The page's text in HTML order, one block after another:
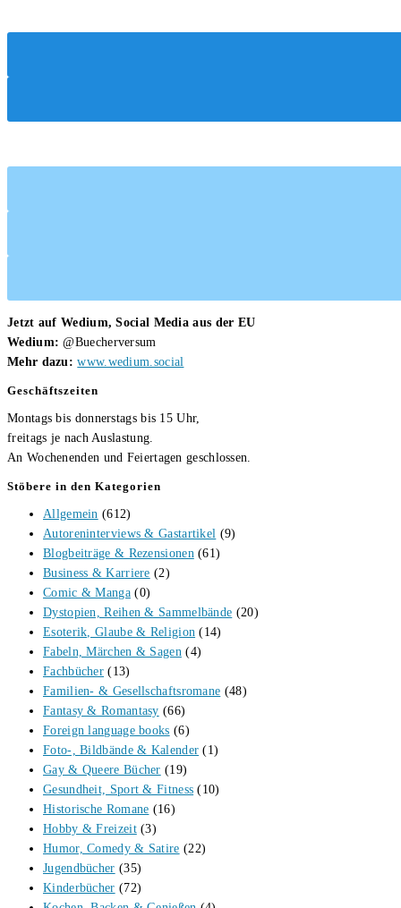
der
Jetzt auf Wedium, Social Media aus der EU
Wedium: @Buecherversum
Mehr dazu: www.wedium.social
Geschäftszeiten
Montags bis donnerstags bis 15 Uhr,
freitags je nach Auslastung.
An Wochenenden und Feiertagen geschlossen.
Stöbere in den Kategorien
Allgemein (612)
Autoreninterviews & Gastartikel (9)
Blogbeiträge & Rezensionen (61)
Business & Karriere (2)
Comic & Manga (0)
Dystopien, Reihen & Sammelbände (20)
Esoterik, Glaube & Religion (14)
Fabeln, Märchen & Sagen (4)
Fachbücher (13)
Familien- & Gesellschaftsromane (48)
Fantasy & Romantasy (66)
Foreign language books (6)
Foto-, Bildbände & Kalender (1)
Gay & Queere Bücher (19)
Gesundheit, Sport & Fitness (10)
Historische Romane (16)
Hobby & Freizeit (3)
Humor, Comedy & Satire (22)
Jugendbücher (35)
Kinderbücher (72)